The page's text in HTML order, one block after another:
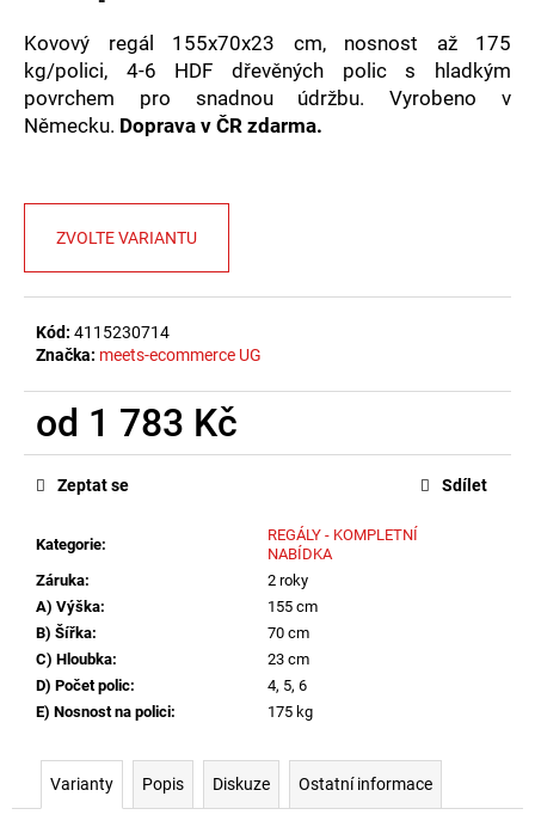
Kovový regál 155x70x23 cm, nosnost až 175
kg/polici, 4-6 HDF dřevěných polic s hladkým
povrchem pro snadnou údržbu. Vyrobeno v
Německu. Doprava v ČR zdarma.
ZVOLTE VARIANTU
Kód: 4115230714
Značka: meets-ecommerce UG
od 1 783 Kč
Měrná
Kategorie:
REGÁLY - KOMPLETNÍ
NABÍDKA
Záruka:
2 roky
A) Výška:
155 cm
B) Šířka:
70 cm
C) Hloubka:
23 cm
D) Počet polic:
4, 5, 6
E) Nosnost na polici: 175 kg
Zeptat se Sdílet
Varianty Popis Diskuze Ostatní informace
u
j
e
m
e